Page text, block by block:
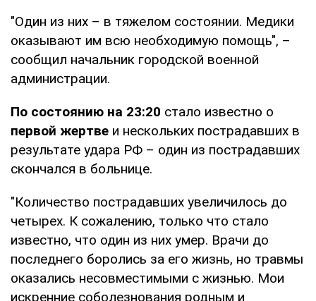
"Один из них – в тяжелом состоянии. Медики
оказывают им всю необходимую помощь", –
сообщил начальник городской военной
администрации.
По состоянию на 23:20 стало известно о
первой жертве и нескольких пострадавших в
результате удара РФ – один из пострадавших
скончался в больнице.
"Количество пострадавших увеличилось до
четырех. К сожалению, только что стало
известно, что один из них умер. Врачи до
последнего боролись за его жизнь, но травмы
оказались несовместимыми с жизнью. Мои
искренние соболезнования родным и